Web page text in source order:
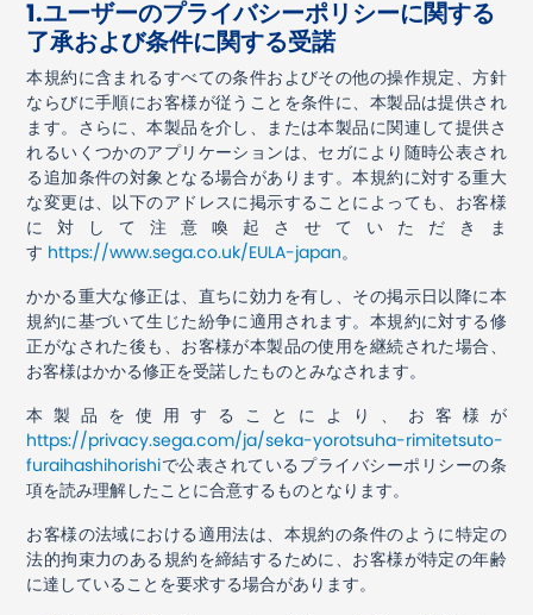
1.ユーザーのプライバシーポリシーに関する
了承および条件に関する受諾
本規約に含まれるすべての条件およびその他の操作規定、方針
ならびに手順にお客様が従うことを条件に、本製品は提供され
ます。さらに、本製品を介し、または本製品に関連して提供さ
れるいくつかのアプリケーションは、セガにより随時公表され
る追加条件の対象となる場合があります。本規約に対する重大
な変更は、以下のアドレスに掲示することによっても、お客様
に対して注意喚起させていただきま
す https://www.sega.co.uk/EULA-japan。
かかる重大な修正は、直ちに効力を有し、その掲示日以降に本
規約に基づいて生じた紛争に適用されます。本規約に対する修
正がなされた後も、お客様が本製品の使用を継続された場合、
お客様はかかる修正を受諾したものとみなされます。
本製品を使用することにより、お客様が
https://privacy.sega.com/ja/seka-yorotsuha-rimitetsuto-
furaihashihorishiで公表されているプライバシーポリシーの条
項を読み理解したことに合意するものとなります。
お客様の法域における適用法は、本規約の条件のように特定の
法的拘束力のある規約を締結するために、お客様が特定の年齢
に達していることを要求する場合があります。